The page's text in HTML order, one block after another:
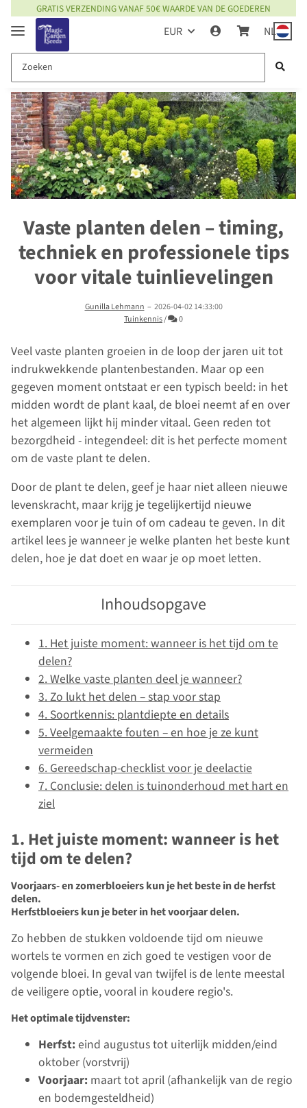
GRATIS VERZENDING VANAF 50€ WAARDE VAN DE GOEDEREN
EUR NL
Vaste planten delen – timing,
techniek en professionele tips
voor vitale tuinlievelingen
Gunilla Lehmann – 2026-04-02 14:33:00
Tuinkennis/ Commentaren
0
Veel vaste planten groeien in de loop der jaren uit tot
indrukwekkende plantenbestanden. Maar op een
gegeven moment ontstaat er een typisch beeld: in het
midden wordt de plant kaal, de bloei neemt af en over
het algemeen lijkt hij minder vitaal. Geen reden tot
bezorgdheid - integendeel: dit is het perfecte moment
om de vaste plant te delen.
Door de plant te delen, geef je haar niet alleen nieuwe
levenskracht, maar krijg je tegelijkertijd nieuwe
exemplaren voor je tuin of om cadeau te geven. In dit
artikel lees je wanneer je welke planten het beste kunt
delen, hoe je dat doet en waar je op moet letten.
Inhoudsopgave
1. Het juiste moment: wanneer is het tijd om te
delen?
2. Welke vaste planten deel je wanneer?
3. Zo lukt het delen – stap voor stap
4. Soortkennis: plantdiepte en details
5. Veelgemaakte fouten – en hoe je ze kunt
vermeiden
6. Gereedschap-checklist voor je deelactie
7. Conclusie: delen is tuinonderhoud met hart en
ziel
1. Het juiste moment: wanneer is het
tijd om te delen?
Voorjaars- en zomerbloeiers kun je het beste in de herfst
delen.
Herfstbloeiers kun je beter in het voorjaar delen.
Zo hebben de stukken voldoende tijd om nieuwe
wortels te vormen en zich goed te vestigen voor de
volgende bloei. In geval van twijfel is de lente meestal
de veiligere optie, vooral in koudere regio's.
Het optimale tijdvenster:
Herfst:eind augustus tot uiterlijk midden/eind
oktober (vorstvrij)
Voorjaar: maart tot april (afhankelijk van de regio
en bodemgesteldheid)